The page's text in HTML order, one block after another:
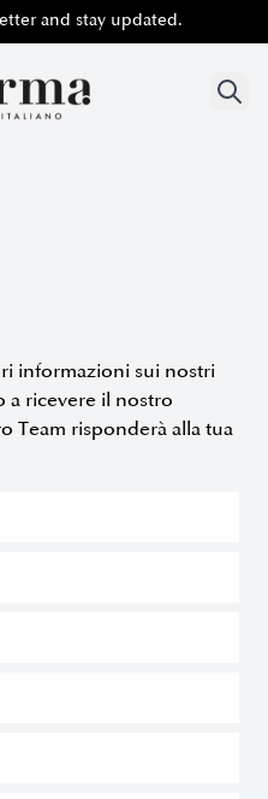
and stay updated.
and stay updated.
informazioni sui nostri
a ricevere il nostro
Team risponderà alla tua